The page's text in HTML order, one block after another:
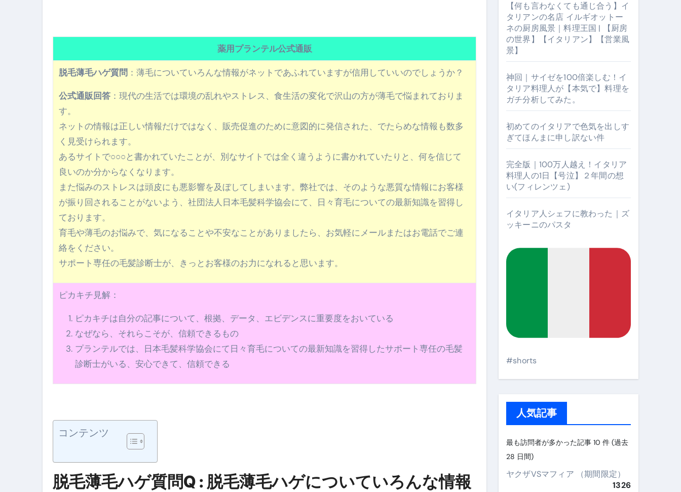
今年一番美味しい【卵かけご飯】#shorts
イタリア流
【何も言わなくても通じ合う】イタリアンの名店 イルギオットーネの厨房風景｜料理王国 | 【厨房の世界】【イタリアン】【営業風景】
薬用プランテル公式通販
脱毛薄毛ハゲ質問 ：薄毛についていろんな情報がネットであふれていますが信用していいのでしょうか？
公式通販回答 ：現代の生活では環境の乱れやストレス、食生活の変化で沢山の方が薄毛で悩まれておりま
す。
ネットの情報は正しい情報だけではなく、販売促進のために意図的に発信された、でたらめな情報も数多
く見受けられます。
あるサイトで○○○と書かれていたことが、別なサイトでは全く違うように書かれていたりと、何を信じて
良いのか分からなくなります。
また悩みのストレスは頭皮にも悪影響を及ぼしてしまいます。弊社では、そのような悪質な情報にお客様
が振り回されることがないよう、社団法人日本毛髪科学協会にて、日々育毛についての最新知識を習得し
ております。
育毛や薄毛のお悩みで、気になることや不安なことがありましたら、お気軽にメールまたはお電話でご連
絡をください。
サポート専任の毛髪診断士が、きっとお客様のお力になれると思います。
ピカキチ見解：
ピカキチは自分の記事について、根拠、データ、エビデンスに重要度をおいている
なぜなら、それらこそが、信頼できるもの
プランテルでは、日本毛髪科学協会にて日々育毛についての最新知識を習得したサポート専任の毛髪
診断士がいる、安心できて、信頼できる
コンテンツ
脱毛薄毛ハゲ質問Q : 脱毛薄毛ハゲについていろんな情報
【何も言わなくても通じ合う】イ
タリアンの名店 イルギオットー
ネの厨房風景｜料理王国 | 【厨房
の世界】【イタリアン】【営業風
景】
神回｜サイゼを100倍楽しむ！イ
タリア料理人が【本気で】料理を
ガチ分析してみた。
初めてのイタリアで色気を出しす
ぎてほんまに申し訳ない件
完全版｜100万人越え！イタリア
料理人の1日【号泣】２年間の想
い(フィレンツェ)
イタリア人シェフに教わった｜ズ
ッキーニのパスタ
#shorts
人気記事
最も訪問者が多かった記事 10 件 (過去
28 日間)
ヤクザVSマフィア （期間限定）
1326